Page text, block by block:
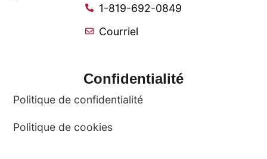
1-819-692-0849
Courriel
Confidentialité
Politique de confidentialité
Politique de cookies